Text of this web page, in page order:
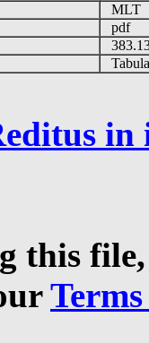
MLT
pdf
in
this